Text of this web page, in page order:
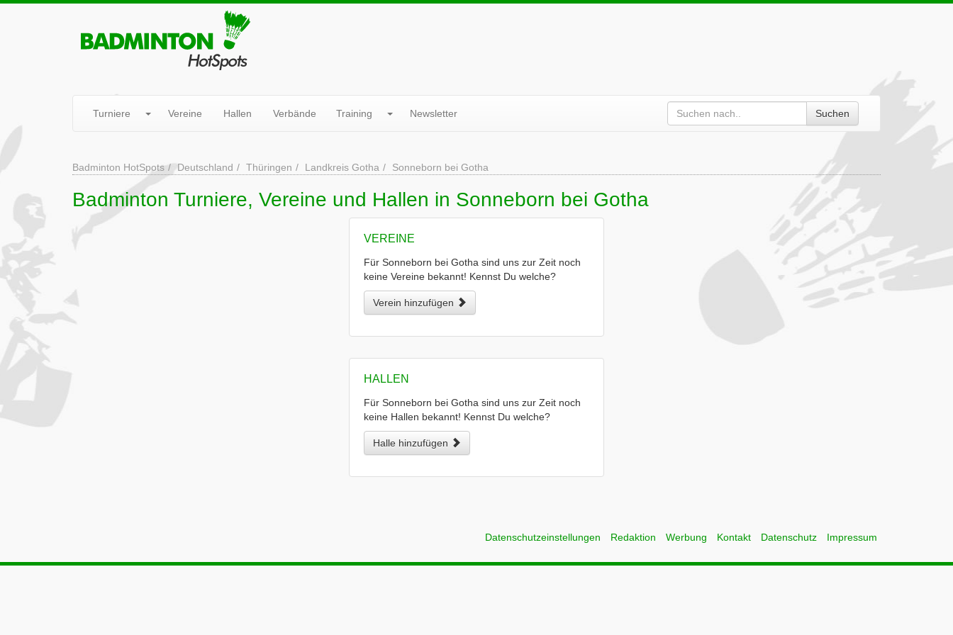
Turniere Vereine Hallen Verbände Training Newsletter Suchen
Badminton HotSpots Deutschland Thüringen Landkreis Gotha Sonneborn bei Gotha
Badminton Turniere, Vereine und Hallen in Sonneborn bei Gotha
VEREINE
Für Sonneborn bei Gotha sind uns zur Zeit noch
keine Vereine bekannt! Kennst Du welche?
Verein hinzufügen
HALLEN
Für Sonneborn bei Gotha sind uns zur Zeit noch
keine Hallen bekannt! Kennst Du welche?
Halle hinzufügen
Datenschutzeinstellungen Redaktion Werbung Kontakt Datenschutz Impressum